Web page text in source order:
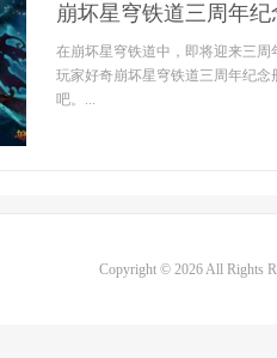
崩坏星穹铁道三周年
在崩坏星穹铁道中，即将迎来三
玩家好奇崩坏星穹铁道三周年纪
吧。...
Copyright © 2026 All Rights